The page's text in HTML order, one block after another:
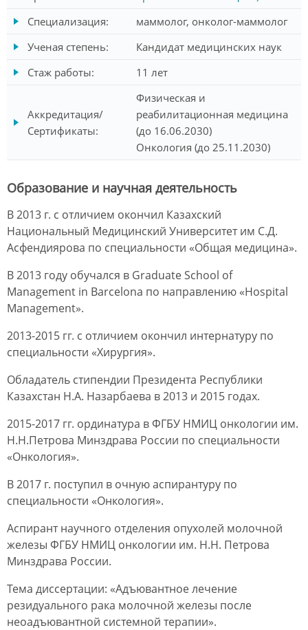
Специализация:
маммолог, онколог-маммолог
Ученая степень:
Кандидат медицинских наук
Стаж работы:
11 лет
Аккредитация/
Сертификаты:
Физическая и
реабилитационная медицина
(до 16.06.2030)
Онкология (до 25.11.2030)
Образование и научная деятельность
В 2013 г. с отличием окончил Казахский
Национальный Медицинский Университет им С.Д.
Асфендиярова по специальности «Общая медицина».
В 2013 году обучался в Graduate School of
Management in Barcelona по направлению «Hospital
Management».
2013-2015 гг. c отличием окончил интернатуру по
специальности «Хирургия».
Обладатель стипендии Президента Республики
Казахстан Н.А. Назарбаева в 2013 и 2015 годах.
2015-2017 гг. ординатура в ФГБУ НМИЦ онкологии им.
Н.Н.Петрова Минздрава России по специальности
«Онкология».
В 2017 г. поступил в очную аспирантуру по
специальности «Онкология».
Аспирант научного отделения опухолей молочной
железы ФГБУ НМИЦ онкологии им. Н.Н. Петрова
Минздрава России.
Тема диссертации: «Адъювантное лечение
резидуального рака молочной железы после
неоадъювантной системной терапии».